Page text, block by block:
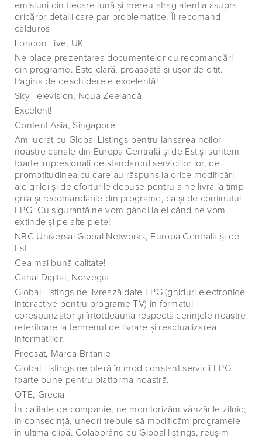
emisiuni din fiecare lună şi mereu atrag atenţia asupra
oricăror detalii care par problematice. Îi recomand
călduros
London Live, UK
Ne place prezentarea documentelor cu recomandări
din programe. Este clară, proaspătă şi uşor de citit.
Pagina de deschidere e excelentă!
Sky Television, Noua Zeelandă
Excelent!
Content Asia, Singapore
Am lucrat cu Global Listings pentru lansarea noilor
noastre canale din Europa Centrală şi de Est şi suntem
foarte impresionaţi de standardul serviciilor lor, de
promptitudinea cu care au răspuns la orice modificări
ale grilei şi de eforturile depuse pentru a ne livra la timp
grila şi recomandările din programe, ca şi de conţinutul
EPG. Cu siguranţă ne vom gândi la ei când ne vom
extinde şi pe alte pieţe!
NBC Universal Global Networks, Europa Centrală şi de
Est
Cea mai bună calitate!
Canal Digital, Norvegia
Global Listings ne livrează date EPG (ghiduri electronice
interactive pentru programe TV) în formatul
corespunzător şi întotdeauna respectă cerinţele noastre
referitoare la termenul de livrare şi reactualizarea
informaţiilor.
Freesat, Marea Britanie
Global Listings ne oferă în mod constant servicii EPG
foarte bune pentru platforma noastră.
OTE, Grecia
În calitate de companie, ne monitorizăm vânzările zilnic;
în consecinţă, uneori trebuie să modificăm programele
în ultima clipă. Colaborând cu Global listings, reuşim